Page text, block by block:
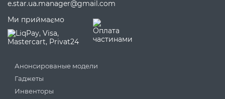
e.star.ua.manager@gmail.com
Ми приймаємо
Анонсированые модели
Гаджеты
Инвенторы